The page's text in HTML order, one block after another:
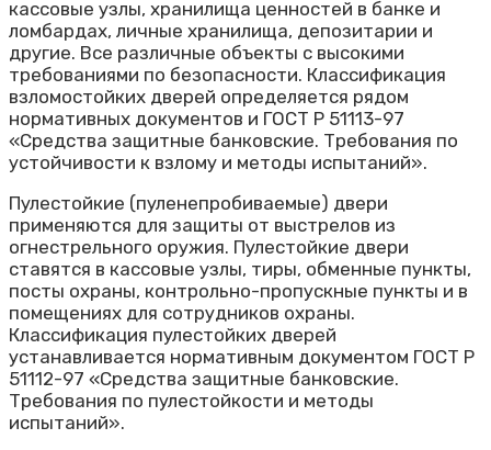
кассовые узлы, хранилища ценностей в банке и
ломбардах, личные хранилища, депозитарии и
другие. Все различные объекты с высокими
требованиями по безопасности. Классификация
взломостойких дверей определяется рядом
нормативных документов и ГОСТ Р 51113-97
«Средства защитные банковские. Требования по
устойчивости к взлому и методы испытаний».
Пулестойкие (пуленепробиваемые) двери
применяются для защиты от выстрелов из
огнестрельного оружия. Пулестойкие двери
ставятся в кассовые узлы, тиры, обменные пункты,
посты охраны, контрольно-пропускные пункты и в
помещениях для сотрудников охраны.
Классификация пулестойких дверей
устанавливается нормативным документом ГОСТ Р
51112-97 «Средства защитные банковские.
Требования по пулестойкости и методы
испытаний».